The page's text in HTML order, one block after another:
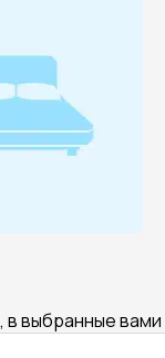
выбранные